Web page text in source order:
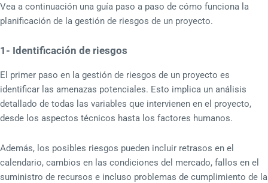
Vea a continuación una guía paso a paso de cómo funciona la
planificación de la gestión de riesgos de un proyecto.
1- Identificación de riesgos
El primer paso en la gestión de riesgos de un proyecto es
identificar las amenazas potenciales. Esto implica un análisis
detallado de todas las variables que intervienen en el proyecto,
desde los aspectos técnicos hasta los factores humanos.
Además, los posibles riesgos pueden incluir retrasos en el
calendario, cambios en las condiciones del mercado, fallos en el
suministro de recursos e incluso problemas de cumplimiento de la